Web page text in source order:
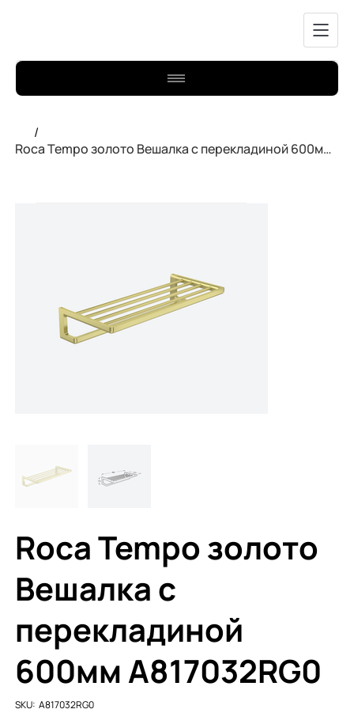
/
Roca Tempo золото Вешалка с перекладиной 600мм A817032RG0
Roca Tempo золото
Вешалка с
перекладиной
600мм A817032RG0
SKU:
SKU
A817032RG0